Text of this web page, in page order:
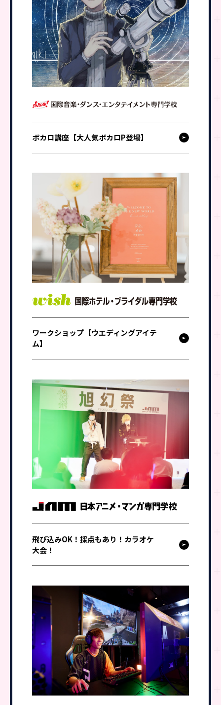
ボカロ講座【大人気ボカロP登場】
ワークショップ【ウエディングアイテ
ム】
飛び込みOK！採点もあり！カラオケ
大会！